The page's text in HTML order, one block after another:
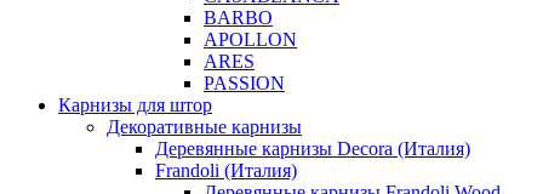
BARBO
APOLLON
ARES
PASSION
Карнизы для штор
Декоративные карнизы
Деревянные карнизы Decora (Италия)
Frandoli (Италия)